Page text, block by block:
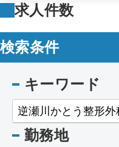
求人件数
検索条件
キーワード
勤務地